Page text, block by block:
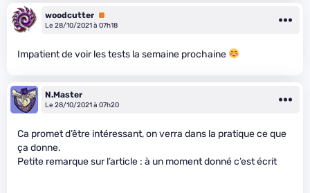
woodcutter Premium
Le 28/10/2021 à 07h18
Impatient de voir les tests la semaine prochaine
N.Master
Le 28/10/2021 à 07h20
Ca promet d’être intéressant, on verra dans la pratique ce que
ça donne.
Petite remarque sur l’article : à un moment donné c’est écrit